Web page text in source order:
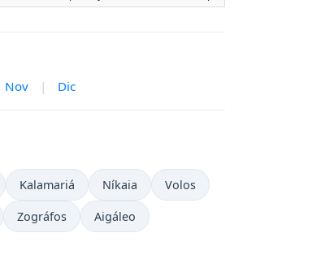
Nov | Dic
Kalamariá Níkaia Volos
Zográfos Aigáleo